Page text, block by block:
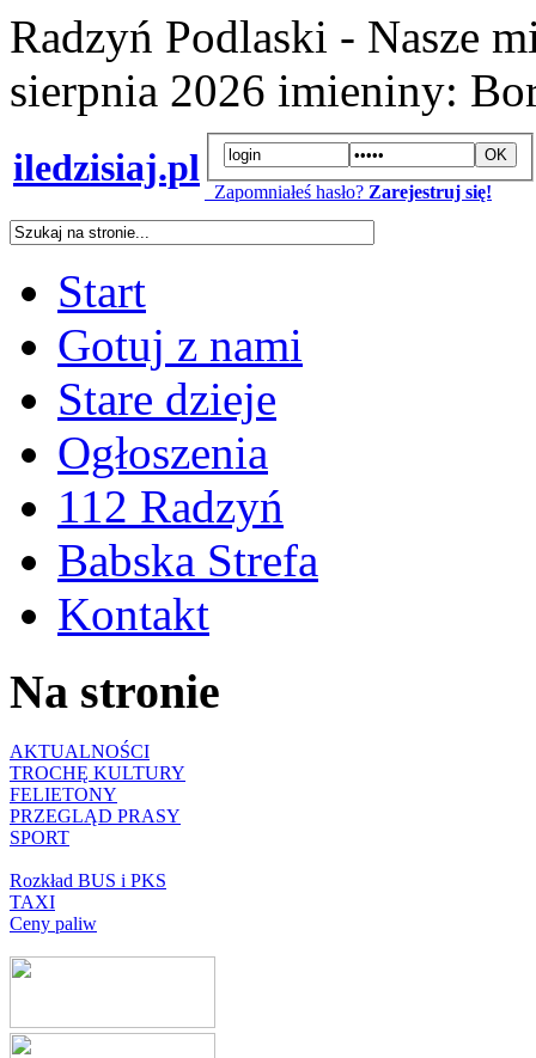
Radzyń Podlaski - Nasze
sierpnia 2026 imieniny:
iledzisiaj.pl
Zapomniałeś hasło? Zarejestruj się!
Start
Gotuj z nami
Stare dzieje
Ogłoszenia
112 Radzyń
Babska Strefa
Kontakt
Na stronie
AKTUALNOŚCI
TROCHĘ KULTURY
FELIETONY
PRZEGLĄD PRASY
SPORT
Rozkład BUS i PKS
TAXI
Ceny paliw